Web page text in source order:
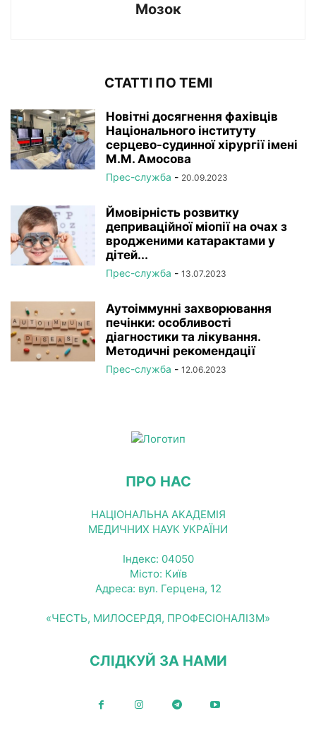
Мозок
СТАТТІ ПО ТЕМІ
Новітні досягнення фахівців
Національного інституту
серцево-судинної хірургії імeні
М.М. Амосова
Прес-служба - 20.09.2023
Ймовірність розвитку
деприваційної міопії на очах з
вродженими катарактами у
дітей...
Прес-служба - 13.07.2023
Аутоіммунні захворювання
печінки: особливості
діагностики та лікування.
Методичні рекомендації
Прес-служба - 12.06.2023
ПРО НАС
НАЦІОНАЛЬНА АКАДЕМІЯ
МЕДИЧНИХ НАУК УКРАЇНИ
Індекс: 04050
Місто: Київ
Адреса: вул. Герцена, 12
«ЧЕСТЬ, МИЛОСЕРДЯ, ПРОФЕСІОНАЛІЗМ»
СЛІДКУЙ ЗА НАМИ